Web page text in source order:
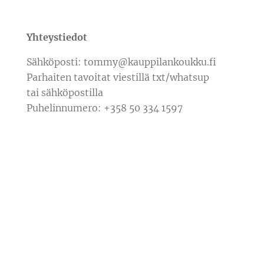
Yhteystiedot
Sähköposti: tommy@kauppilankoukku.fi
Parhaiten tavoitat viestillä txt/whatsup
tai sähköpostilla
Puhelinnumero: +358 50 334 1597